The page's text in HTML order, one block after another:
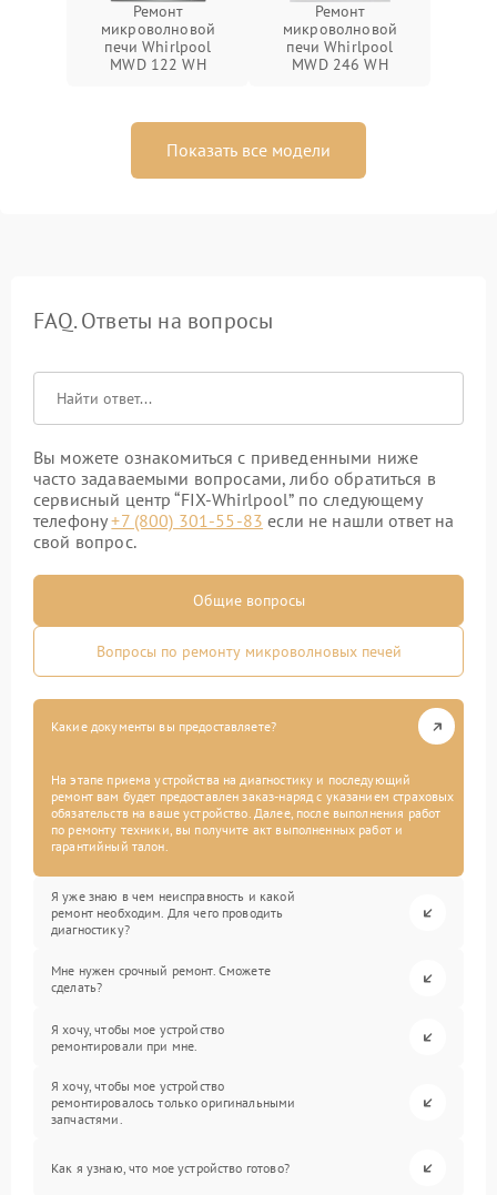
Ремонт
микроволновой
печи Whirlpool
MWD 122 WH
Ремонт
микроволновой
печи Whirlpool
MWD 246 WH
Показать все модели
FAQ. Ответы на вопросы
Вы можете ознакомиться с приведенными ниже
часто задаваемыми вопросами, либо обратиться в
сервисный центр “FIX-Whirlpool” по следующему
телефону+7 (800) 301-55-83 если не нашли ответ на
свой вопрос.
Общие вопросы
Вопросы по ремонту микроволновых печей
Какие документы вы предоставляете?
На этапе приема устройства на диагностику и последующий
ремонт вам будет предоставлен заказ-наряд с указанием страховых
обязательств на ваше устройство. Далее, после выполнения работ
по ремонту техники, вы получите акт выполненных работ и
гарантийный талон.
Я уже знаю в чем неисправность и какой
ремонт необходим. Для чего проводить
диагностику?
Мне нужен срочный ремонт. Сможете
сделать?
Я хочу, чтобы мое устройство
ремонтировали при мне.
Я хочу, чтобы мое устройство
ремонтировалось только оригинальными
запчастями.
Как я узнаю, что мое устройство готово?